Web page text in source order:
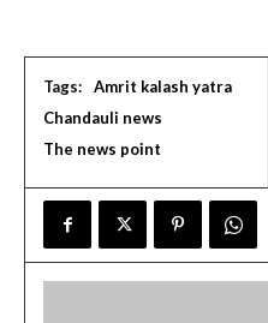
Tags:
Amrit kalash yatra
Chandauli news
The news point